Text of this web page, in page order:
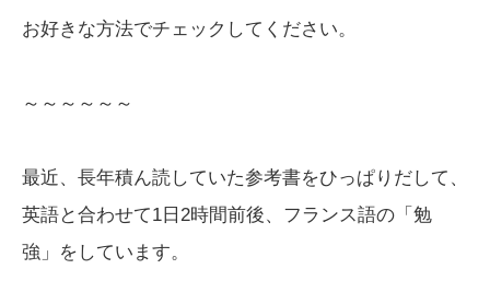
お好きな方法でチェックしてください。
～～～～～～
最近、長年積ん読していた参考書をひっぱりだして、
英語と合わせて1日2時間前後、フランス語の「勉
強」をしています。